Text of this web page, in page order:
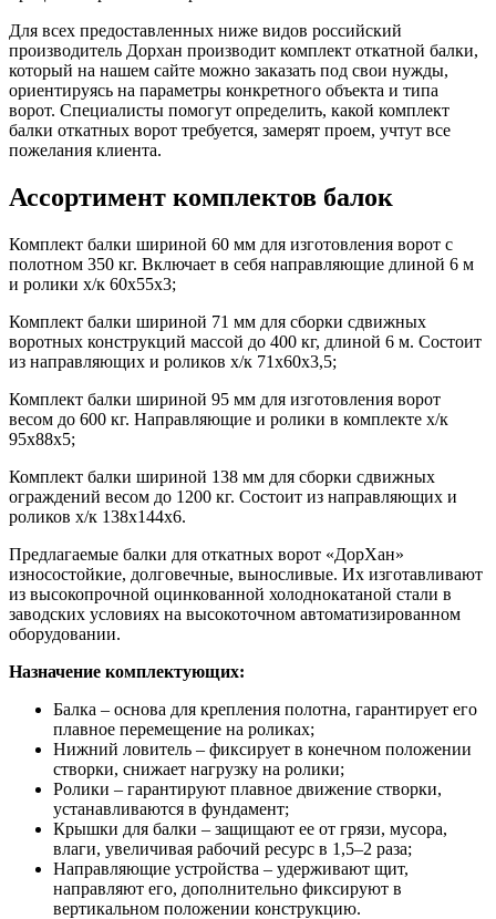
Для всех предоставленных ниже видов российский
производитель Дорхан производит комплект откатной балки,
который на нашем сайте можно заказать под свои нужды,
ориентируясь на параметры конкретного объекта и типа
ворот. Специалисты помогут определить, какой комплект
балки откатных ворот требуется, замерят проем, учтут все
пожелания клиента.
Ассортимент комплектов балок
Комплект балки шириной 60 мм для изготовления ворот с
полотном 350 кг. Включает в себя направляющие длиной 6 м
и ролики х/к 60х55х3;
Комплект балки шириной 71 мм для сборки сдвижных
воротных конструкций массой до 400 кг, длиной 6 м. Состоит
из направляющих и роликов х/к 71х60х3,5;
Комплект балки шириной 95 мм для изготовления ворот
весом до 600 кг. Направляющие и ролики в комплекте х/к
95х88х5;
Комплект балки шириной 138 мм для сборки сдвижных
ограждений весом до 1200 кг. Состоит из направляющих и
роликов х/к 138х144х6.
Предлагаемые балки для откатных ворот «ДорХан»
износостойкие, долговечные, выносливые. Их изготавливают
из высокопрочной оцинкованной холоднокатаной стали в
заводских условиях на высокоточном автоматизированном
оборудовании.
Назначение комплектующих:
Балка – основа для крепления полотна, гарантирует его
плавное перемещение на роликах;
Нижний ловитель – фиксирует в конечном положении
створки, снижает нагрузку на ролики;
Ролики – гарантируют плавное движение створки,
устанавливаются в фундамент;
Крышки для балки – защищают ее от грязи, мусора,
влаги, увеличивая рабочий ресурс в 1,5–2 раза;
Направляющие устройства – удерживают щит,
направляют его, дополнительно фиксируют в
вертикальном положении конструкцию.